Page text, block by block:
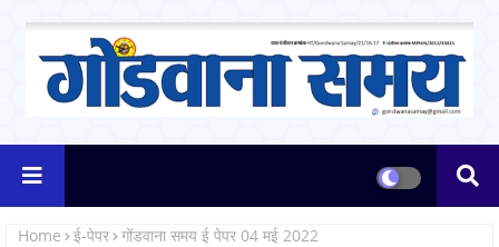
Home ई-पेपर गोंडवाना समय ई पेपर 04 मई 2022